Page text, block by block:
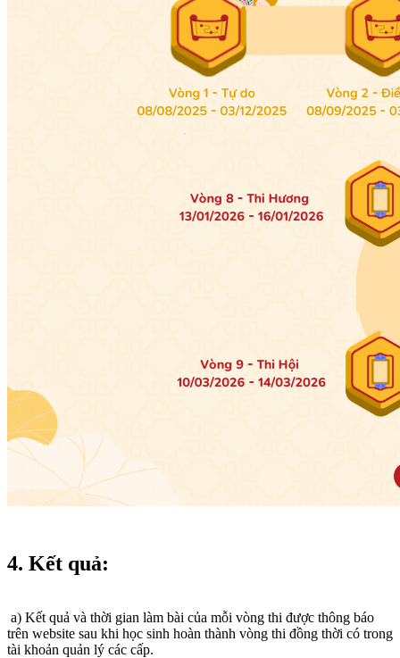
4. Kết quả:
a) Kết quả và thời gian làm bài của mỗi vòng thi được thông báo
trên website sau khi học sinh hoàn thành vòng thi đồng thời có trong
tài khoản quản lý các cấp.